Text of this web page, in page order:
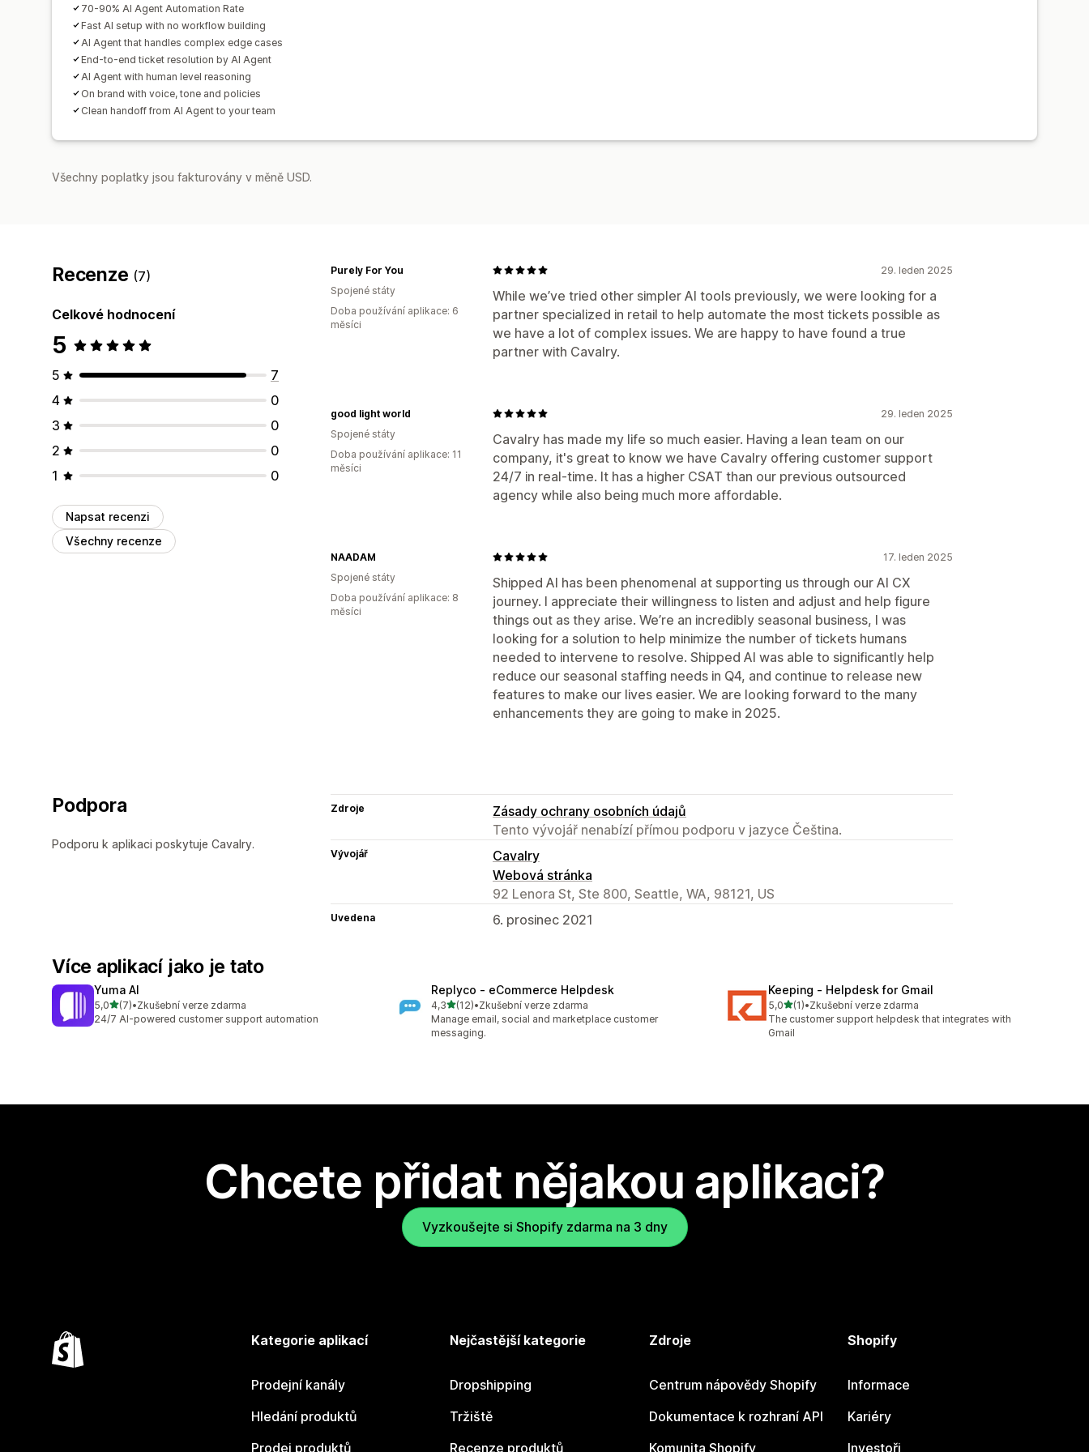
70-90% AI Agent Automation Rate
Fast AI setup with no workflow building
AI Agent that handles complex edge cases
End-to-end ticket resolution by AI Agent
AI Agent with human level reasoning
On brand with voice, tone and policies
Clean handoff from AI Agent to your team
Všechny poplatky jsou fakturovány v měně USD.
Recenze (7)
Celkové hodnocení
5
5
7
4
0
3
0
2
0
1
0
Napsat recenzi
Všechny recenze
29. leden 2025
While we’ve tried other simpler AI tools previously, we were looking for a
partner specialized in retail to help automate the most tickets possible as
we have a lot of complex issues. We are happy to have found a true
partner with Cavalry.
Purely For You
Spojené státy
Doba používání aplikace: 6
měsíci
29. leden 2025
Cavalry has made my life so much easier. Having a lean team on our
company, it's great to know we have Cavalry offering customer support
24/7 in real-time. It has a higher CSAT than our previous outsourced
agency while also being much more affordable.
good light world
Spojené státy
Doba používání aplikace: 11
měsíci
17. leden 2025
Shipped AI has been phenomenal at supporting us through our AI CX
journey. I appreciate their willingness to listen and adjust and help figure
things out as they arise. We’re an incredibly seasonal business, I was
looking for a solution to help minimize the number of tickets humans
needed to intervene to resolve. Shipped AI was able to significantly help
reduce our seasonal staffing needs in Q4, and continue to release new
features to make our lives easier. We are looking forward to the many
enhancements they are going to make in 2025.
NAADAM
Spojené státy
Doba používání aplikace: 8
měsíci
Podpora
Podporu k aplikaci poskytuje Cavalry.
Zdroje
Zásady ochrany osobních údajů
Tento vývojář nenabízí přímou podporu v jazyce Čeština.
Vývojář
Cavalry
Webová stránka
92 Lenora St, Ste 800, Seattle, WA, 98121, US
Uvedena 6. prosinec 2021
Více aplikací jako je tato
Yuma AI
5,0z 5 hvězd
(7)
Celkový počet recenzí: 7
•Zkušební verze zdarma
24/7 AI-powered customer support automation
Replyco ‑ eCommerce Helpdesk
4,3z 5 hvězd
(12)
Celkový počet recenzí: 12
•Zkušební verze zdarma
Manage email, social and marketplace customer
messaging.
Keeping ‑ Helpdesk for Gmail
5,0z 5 hvězd
(1)
Celkový počet recenzí: 1
•Zkušební verze zdarma
The customer support helpdesk that integrates with
Gmail
Chcete přidat nějakou aplikaci?
Vyzkoušejte si Shopify zdarma na 3 dny
Kategorie aplikací
Prodejní kanály
Hledání produktů
Prodej produktů
Nejčastější kategorie
Dropshipping
Tržiště
Recenze produktů
Zdroje
Centrum nápovědy Shopify
Dokumentace k rozhraní API
Komunita Shopify
Shopify
Informace
Kariéry
Investoři